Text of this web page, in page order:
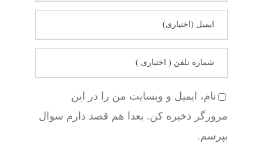
نام، ایمیل و وبسایت من را در این
مرورگر ذخیره کن. بعدا هم قصد دارم سوال
بپرسم.